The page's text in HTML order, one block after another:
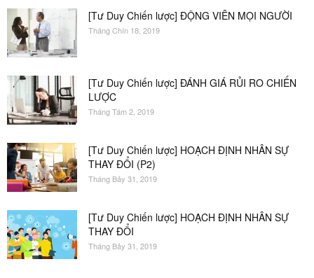
[Tư Duy Chiến lược] ĐỘNG VIÊN MỌI NGƯỜI
Tháng Chín 18, 2019
[Tư Duy Chiến lược] ĐÁNH GIÁ RỦI RO CHIẾN
LƯỢC
Tháng Tám 2, 2019
[Tư Duy Chiến lược] HOẠCH ĐỊNH NHÂN SỰ
THAY ĐỔI (P2)
Tháng Bảy 31, 2019
[Tư Duy Chiến lược] HOẠCH ĐỊNH NHÂN SỰ
THAY ĐỔI
Tháng Bảy 31, 2019